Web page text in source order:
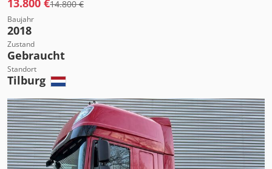
13.800 €14.800 €
Baujahr
2018
Zustand
Gebraucht
Standort
Tilburg